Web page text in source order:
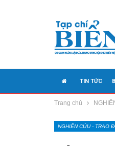
TIN TỨC
MEDIA
Trang chủ
NGHIÊN CỨU - TRAO